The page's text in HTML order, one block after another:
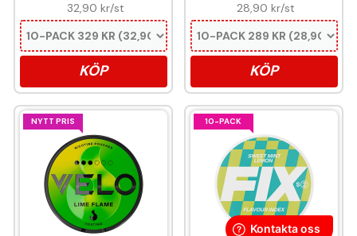
32,90 kr/st
KÖP
28,90 kr/st
KÖP
NYTT PRIS 10-PACK